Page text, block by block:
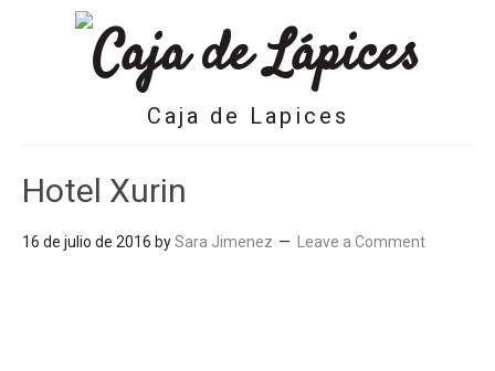
Caja de Lapices
Hotel Xurin
16 de julio de 2016 bySara Jimenez Leave a Comment